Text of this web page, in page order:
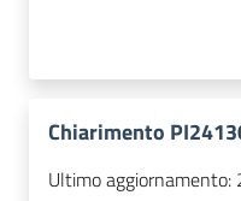
Chiarimento
Ultimo aggiornamento: